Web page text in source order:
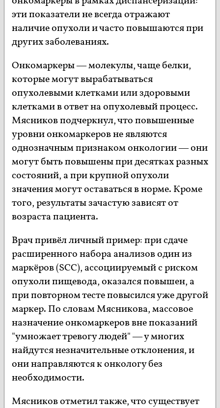
эти показатели не всегда отражают
наличие опухоли и часто повышаются при
других заболеваниях.
Онкомаркеры — молекулы, чаще белки,
которые могут вырабатываться
опухолевыми клетками или здоровыми
клетками в ответ на опухолевый процесс.
Мясников подчеркнул, что повышенные
уровни онкомаркеров не являются
однозначным признаком онкологии — они
могут быть повышены при десятках разных
состояний, а при крупной опухоли
значения могут оставаться в норме. Кроме
того, результаты зачастую зависят от
возраста пациента.
Врач привёл личный пример: при сдаче
расширенного набора анализов один из
маркёров (SCC), ассоциируемый с риском
опухоли пищевода, оказался повышен, а
при повторном тесте повысился уже другой
маркер. По словам Мясникова, массовое
назначение онкомаркеров вне показаний
"умножает тревогу людей" — у многих
найдутся незначительные отклонения, и
они направляются к онкологу без
необходимости.
Мясников отметил также, что существует